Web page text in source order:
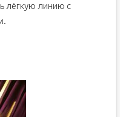
лёгкую линию с